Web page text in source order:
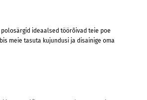
polosärgid ideaalsed töörõivad teie poe
meie tasuta kujundusi ja disainige oma